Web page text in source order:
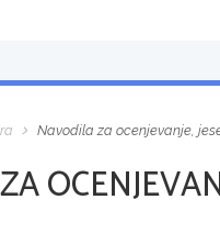
Navodila za ocenjevanje,